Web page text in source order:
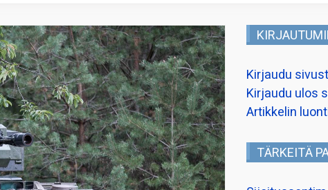
Kirjaudu
Kirjaudu ulos
Artikkelin
TÄRKEITÄ